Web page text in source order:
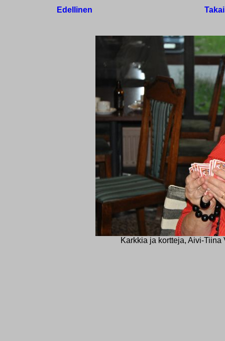
Edellinen
Karkkia ja kortteja, Aivi-